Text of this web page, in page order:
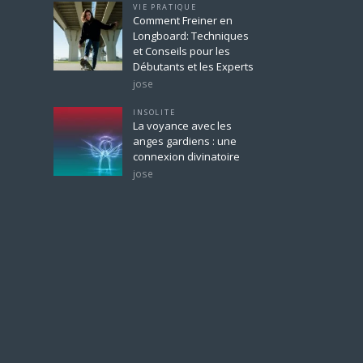
VIE PRATIQUE
Comment Freiner en
Longboard: Techniques
et Conseils pour les
Débutants et les Experts
jose
INSOLITE
La voyance avec les
anges gardiens : une
connexion divinatoire
jose